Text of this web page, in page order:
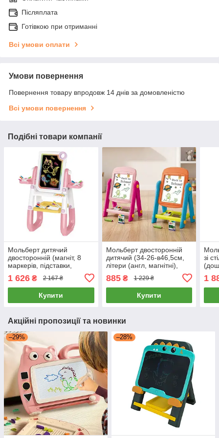
Післяплата
Готівкою при отриманні
Всі умови оплати
Умови повернення
Повернення товару впродовж 14 днів за домовленістю
Всі умови повернення
Подібні товари компанії
Мольберт дитячий
двосторонній (магніт, 8
маркерів, підставки,
90х34, 5х73см) YM 2216 A
1 626 ₴ 2 167 ₴
Купити
Мольберт двосторонній
дитячий (34-26-в46,5см,
літери (англ, магнітні),
губка, 24 деталі) 050-69
885₴ 1 229 ₴
Купити
зі
1
Акційні пропозиції та новинки
–29% –28%